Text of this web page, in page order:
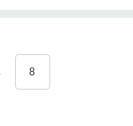
乗り頂けたら嬉しいで
なことなど、何か気に
8